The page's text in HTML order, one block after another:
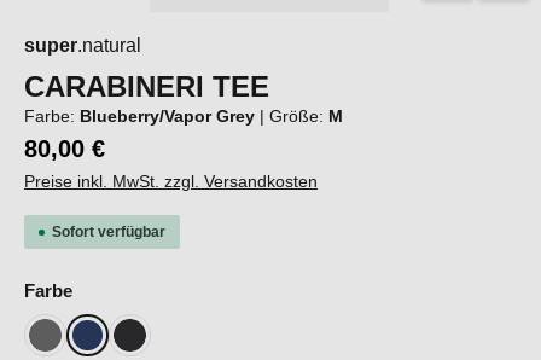
super.natural
CARABINERI TEE
Farbe: Blueberry/Vapor Grey | Größe: M
80,00 €
Preise inkl. MwSt. zzgl. Versandkosten
Sofort verfügbar
Farbeauswählen
Cashmere Grey Melange/Cashmere Grey Melange
Blueberry/Vapor Grey
Jet Black/Vapor Grey